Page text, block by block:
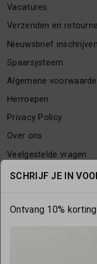
Vacatures
Verzenden en
Nieuwsbrief inschrijven
Spaarsysteem
Algemene
Herroepen
Privacy Policy
Over ons
Veelgestelde vragen
Contact
SCHRIJF JE IN
Ontvang 10%